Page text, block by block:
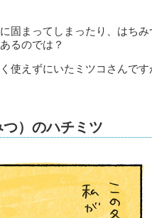
固まってしまったり、はち
るのでは？
使えずにいたミツコさんで
）のハチミツ